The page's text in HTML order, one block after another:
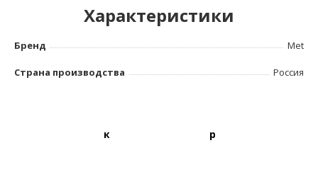
Характеристики
Бренд Met
Страна производства Россия
Рекомендуемые товары: